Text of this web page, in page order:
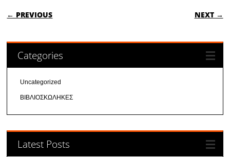
POST NAVIGATION
← PREVIOUS NEXT →
Categories
Uncategorized
ΒΙΒΛΙΟΣΚΩΛΗΚΕΣ
Latest Posts